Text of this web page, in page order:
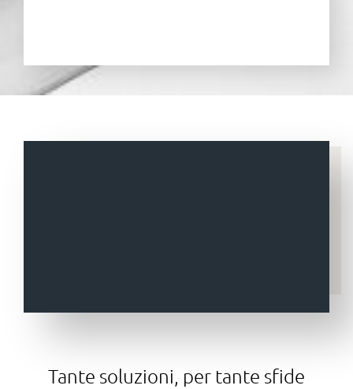
Tante soluzioni, per tante sfide